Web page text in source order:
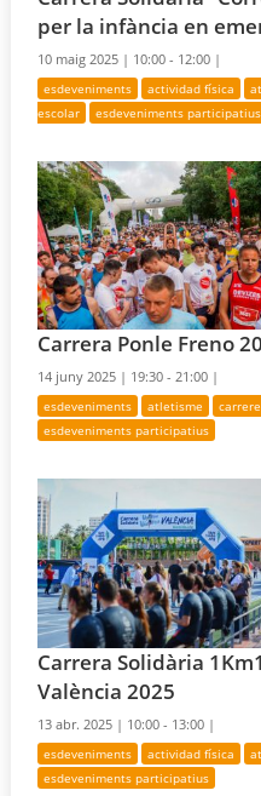
per la infància en
10 maig 2025 | 10:00 - 12:00 |
esdeveniments actividad física
escolar
esdeveniments participatius
Carrera Ponle Freno
14 juny 2025 | 19:30 - 21:00 |
esdeveniments atletisme
esdeveniments participatius
Carrera Solidària
València 2025
13 abr. 2025 | 10:00 - 13:00 |
esdeveniments actividad física
esdeveniments participatius